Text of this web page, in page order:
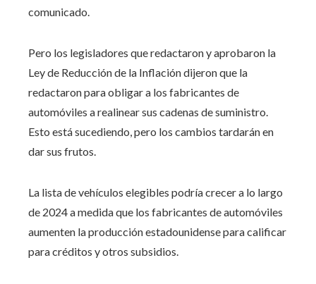
comunicado.
Pero los legisladores que redactaron y aprobaron la
Ley de Reducción de la Inflación dijeron que la
redactaron para obligar a los fabricantes de
automóviles a realinear sus cadenas de suministro.
Esto está sucediendo, pero los cambios tardarán en
dar sus frutos.
La lista de vehículos elegibles podría crecer a lo largo
de 2024 a medida que los fabricantes de automóviles
aumenten la producción estadounidense para calificar
para créditos y otros subsidios.